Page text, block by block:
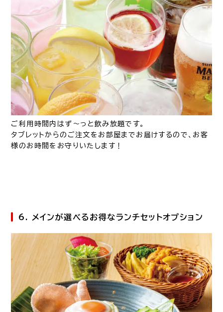
ご利用時間内はず～っと飲み放題です。
タブレットからのご注文をお部屋までお届けするので、お客
様のお時間をお守りいたします！
6. メインが選べるお得なランチセットオプション